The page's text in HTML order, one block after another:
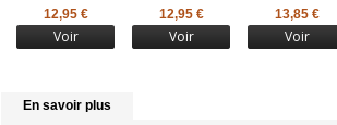
12,95 €
Voir
12,95 €
Voir
13,85 €
Voir
En savoir plus